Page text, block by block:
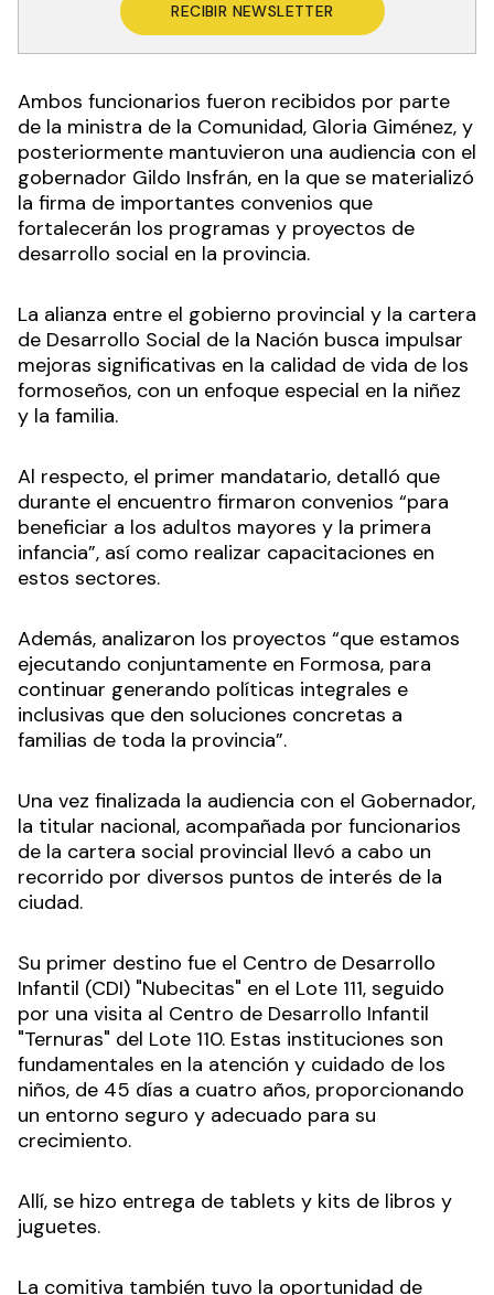
RECIBIR NEWSLETTER
Ambos funcionarios fueron recibidos por parte
de la ministra de la Comunidad, Gloria Giménez, y
posteriormente mantuvieron una audiencia con el
gobernador Gildo Insfrán, en la que se materializó
la firma de importantes convenios que
fortalecerán los programas y proyectos de
desarrollo social en la provincia.
La alianza entre el gobierno provincial y la cartera
de Desarrollo Social de la Nación busca impulsar
mejoras significativas en la calidad de vida de los
formoseños, con un enfoque especial en la niñez
y la familia.
Al respecto, el primer mandatario, detalló que
durante el encuentro firmaron convenios “para
beneficiar a los adultos mayores y la primera
infancia”, así como realizar capacitaciones en
estos sectores.
Además, analizaron los proyectos “que estamos
ejecutando conjuntamente en Formosa, para
continuar generando políticas integrales e
inclusivas que den soluciones concretas a
familias de toda la provincia”.
Una vez finalizada la audiencia con el Gobernador,
la titular nacional, acompañada por funcionarios
de la cartera social provincial llevó a cabo un
recorrido por diversos puntos de interés de la
ciudad.
Su primer destino fue el Centro de Desarrollo
Infantil (CDI) "Nubecitas" en el Lote 111, seguido
por una visita al Centro de Desarrollo Infantil
"Ternuras" del Lote 110. Estas instituciones son
fundamentales en la atención y cuidado de los
niños, de 45 días a cuatro años, proporcionando
un entorno seguro y adecuado para su
crecimiento.
Allí, se hizo entrega de tablets y kits de libros y
juguetes.
La comitiva también tuvo la oportunidad de